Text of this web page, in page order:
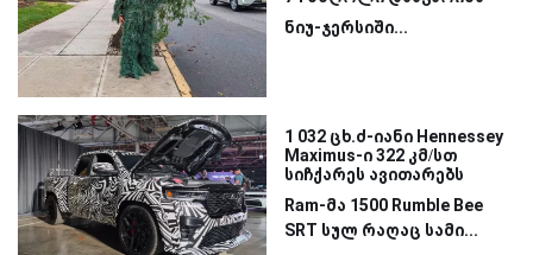
ნიუ-ჯერსიში...
1 032 ცხ.ძ-იანი Hennessey
Maximus-ი 322 კმ/სთ
სიჩქარეს ავითარებს
Ram-მა 1500 Rumble Bee
SRT სულ რაღაც სამი...